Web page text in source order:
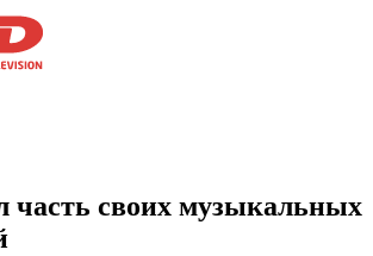
часть своих музыкальных